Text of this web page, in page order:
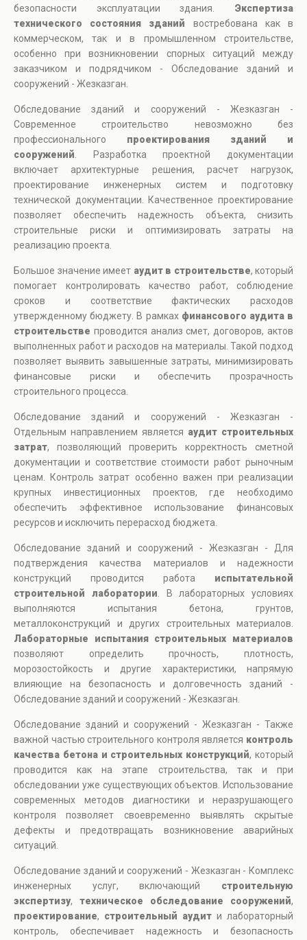
безопасности эксплуатации здания. Экспертиза
технического состояния зданий востребована как в
коммерческом, так и в промышленном строительстве,
особенно при возникновении спорных ситуаций между
заказчиком и подрядчиком - Обследование зданий и
сооружений - Жезказган.
Обследование зданий и сооружений - Жезказган -
Современное строительство невозможно без
профессионального проектирования зданий и
сооружений . Разработка проектной документации
включает архитектурные решения, расчет нагрузок,
проектирование инженерных систем и подготовку
технической документации. Качественное проектирование
позволяет обеспечить надежность объекта, снизить
строительные риски и оптимизировать затраты на
реализацию проекта.
Большое значение имеет аудит в строительстве, который
помогает контролировать качество работ, соблюдение
сроков и соответствие фактических расходов
утвержденному бюджету. В рамках финансового аудита в
строительстве проводится анализ смет, договоров, актов
выполненных работ и расходов на материалы. Такой подход
позволяет выявить завышенные затраты, минимизировать
финансовые риски и обеспечить прозрачность
строительного процесса.
Обследование зданий и сооружений - Жезказган -
Отдельным направлением является аудит строительных
затрат, позволяющий проверить корректность сметной
документации и соответствие стоимости работ рыночным
ценам. Контроль затрат особенно важен при реализации
крупных инвестиционных проектов, где необходимо
обеспечить эффективное использование финансовых
ресурсов и исключить перерасход бюджета.
Обследование зданий и сооружений - Жезказган - Для
подтверждения качества материалов и надежности
конструкций проводится работа испытательной
строительной лаборатории . В лабораторных условиях
выполняются испытания бетона, грунтов,
металлоконструкций и других строительных материалов.
Лабораторные испытания строительных материалов
позволяют определить прочность, плотность,
морозостойкость и другие характеристики, напрямую
влияющие на безопасность и долговечность зданий -
Обследование зданий и сооружений - Жезказган.
Обследование зданий и сооружений - Жезказган - Также
важной частью строительного контроля является контроль
качества бетона и строительных конструкций, который
проводится как на этапе строительства, так и при
обследовании уже существующих объектов. Использование
современных методов диагностики и неразрушающего
контроля позволяет своевременно выявлять скрытые
дефекты и предотвращать возникновение аварийных
ситуаций.
Обследование зданий и сооружений - Жезказган - Комплекс
инженерных услуг, включающий строительную
экспертизу, техническое обследование сооружений,
проектирование, строительный аудит и лабораторный
контроль, обеспечивает надежность и безопасность